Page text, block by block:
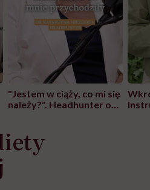
"Jestem w ciąży, co mi się
należy?". Headhunter o
pracy